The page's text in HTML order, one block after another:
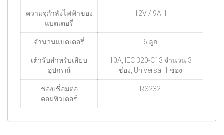
ความจุกำลังไฟฟ้าของ
แบตเตอรี่
12V / 9AH
จำนวนแบตเตอรี่ 6 ลูก
เต้ารับสำหรับเสียบ
อุปกรณ์
10A, IEC 320-C13 จำนวน 3
ช่อง, Universal 1 ช่อง
ช่องเชื่อมต่อ
คอมพิวเตอร์
RS232